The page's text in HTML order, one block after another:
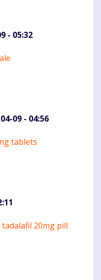
- 05:32
09 - 04:56
tablets
tadalafil 20mg pill